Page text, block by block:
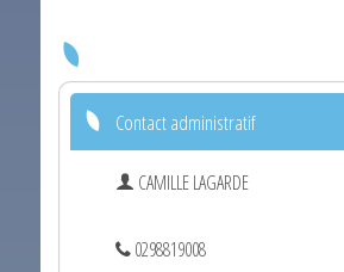
Contact administratif
CAMILLE LAGARDE
0298819008